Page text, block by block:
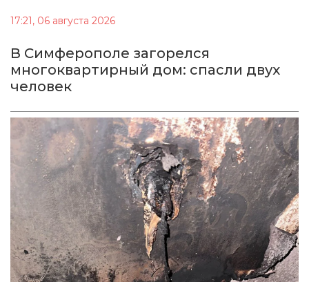
17:21, 06 августа 2026
В Симферополе загорелся
многоквартирный дом: спасли двух
человек